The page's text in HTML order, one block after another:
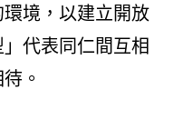
境，以建立開放
代表同仁間互相
。